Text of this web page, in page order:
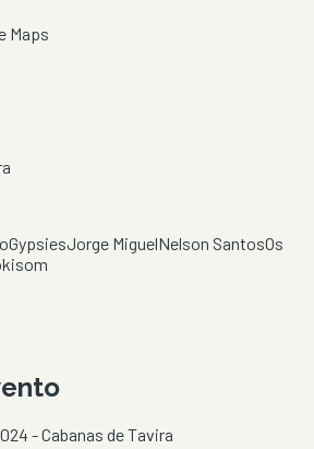
Maps
GypsiesJorge MiguelNelson SantosOs
- Cabanas de Tavira